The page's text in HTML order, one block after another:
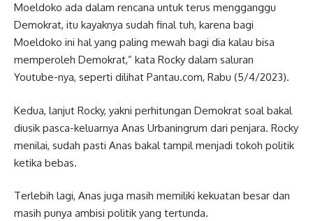
Moeldoko ada dalam rencana untuk terus mengganggu
Demokrat, itu kayaknya sudah final tuh, karena bagi
Moeldoko ini hal yang paling mewah bagi dia kalau bisa
memperoleh Demokrat,” kata Rocky dalam saluran
Youtube-nya, seperti dilihat Pantau.com, Rabu (5/4/2023).
Kedua, lanjut Rocky, yakni perhitungan Demokrat soal bakal
diusik pasca-keluarnya Anas Urbaningrum dari penjara. Rocky
menilai, sudah pasti Anas bakal tampil menjadi tokoh politik
ketika bebas.
Terlebih lagi, Anas juga masih memiliki kekuatan besar dan
masih punya ambisi politik yang tertunda.